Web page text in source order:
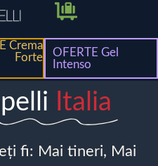
Crema
Forte
OFERTE Gel
Intenso
Italia
fi: Mai tineri, Mai